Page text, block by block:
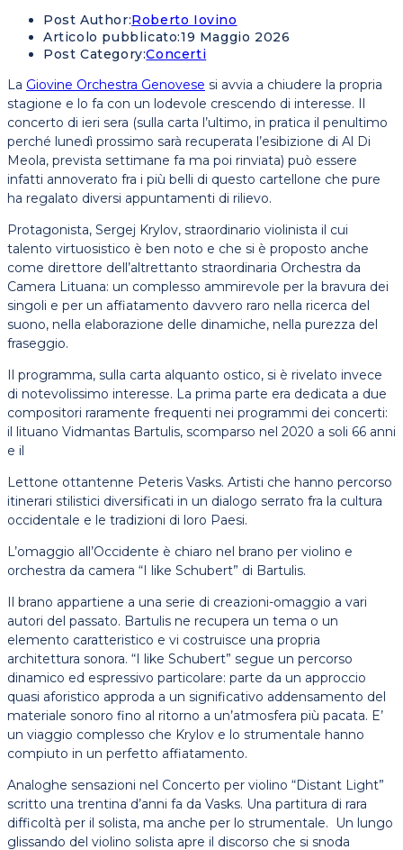
Post Author:Roberto Iovino
Articolo pubblicato:19 Maggio 2026
Post Category:Concerti
La Giovine Orchestra Genovese si avvia a chiudere la propria
stagione e lo fa con un lodevole crescendo di interesse. Il
concerto di ieri sera (sulla carta l’ultimo, in pratica il penultimo
perché lunedì prossimo sarà recuperata l’esibizione di Al Di
Meola, prevista settimane fa ma poi rinviata) può essere
infatti annoverato fra i più belli di questo cartellone che pure
ha regalato diversi appuntamenti di rilievo.
Protagonista, Sergej Krylov, straordinario violinista il cui
talento virtuosistico è ben noto e che si è proposto anche
come direttore dell’altrettanto straordinaria Orchestra da
Camera Lituana: un complesso ammirevole per la bravura dei
singoli e per un affiatamento davvero raro nella ricerca del
suono, nella elaborazione delle dinamiche, nella purezza del
fraseggio.
Il programma, sulla carta alquanto ostico, si è rivelato invece
di notevolissimo interesse. La prima parte era dedicata a due
compositori raramente frequenti nei programmi dei concerti:
il lituano Vidmantas Bartulis, scomparso nel 2020 a soli 66 anni
e il
Lettone ottantenne Peteris Vasks. Artisti che hanno percorso
itinerari stilistici diversificati in un dialogo serrato fra la cultura
occidentale e le tradizioni di loro Paesi.
L’omaggio all’Occidente è chiaro nel brano per violino e
orchestra da camera “I like Schubert” di Bartulis.
Il brano appartiene a una serie di creazioni-omaggio a vari
autori del passato. Bartulis ne recupera un tema o un
elemento caratteristico e vi costruisce una propria
architettura sonora. “I like Schubert” segue un percorso
dinamico ed espressivo particolare: parte da un approccio
quasi aforistico approda a un significativo addensamento del
materiale sonoro fino al ritorno a un’atmosfera più pacata. E’
un viaggio complesso che Krylov e lo strumentale hanno
compiuto in un perfetto affiatamento.
Analoghe sensazioni nel Concerto per violino “Distant Light”
scritto una trentina d’anni fa da Vasks. Una partitura di rara
difficoltà per il solista, ma anche per lo strumentale. Un lungo
glissando del violino solista apre il discorso che si snoda